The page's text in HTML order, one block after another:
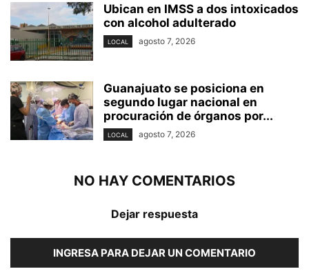
Ubican en IMSS a dos intoxicados
con alcohol adulterado
LOCAL agosto 7, 2026
Guanajuato se posiciona en
segundo lugar nacional en
procuración de órganos por...
LOCAL agosto 7, 2026
NO HAY COMENTARIOS
Dejar respuesta
INGRESA PARA DEJAR UN COMENTARIO